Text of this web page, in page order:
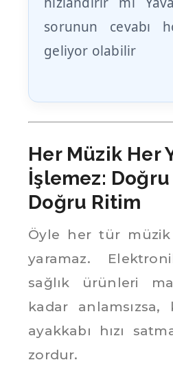
sorunun cevabı
geliyor olabilir
Her Müzik Her
İşlemez:
Doğru Ritim
Öyle her tür
yaramaz.
sağlık ürünleri
kadar
ayakkabı hızı
zordur.